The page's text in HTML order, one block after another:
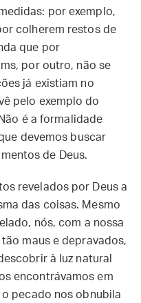
por exemplo,
colherem restos de
que por
por outro, não se
já existiam no
pelo exemplo do
é a formalidade
devemos buscar
de Deus.
revelados por Deus a
das coisas. Mesmo
nós, com a nossa
maus e depravados,
à luz natural
encontrávamos em
pecado nos obnubila